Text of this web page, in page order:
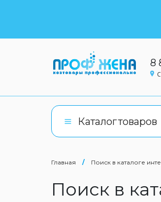
8
Каталогтоваров
Главная / Поиск в каталоге
Поиск в